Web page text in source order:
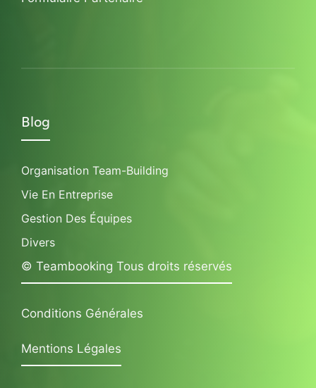
Blog
Organisation Team-Building
Vie En Entreprise
Gestion Des Équipes
Divers
© Teambooking Tous droits réservés
Conditions Générales
Mentions Légales